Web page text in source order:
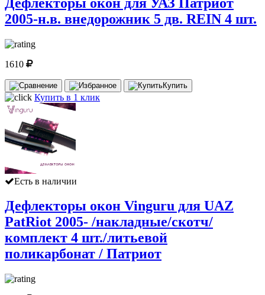
2005-н.в. внедорожник 5 дв. REIN 4 шт.
1610
Купить
Купить в 1 клик
Есть в наличии
Дефлекторы окон Vinguru для UAZ
PatRiot 2005- /накладные/скотч/
комплект 4 шт./литьевой
поликарбонат / Патриот